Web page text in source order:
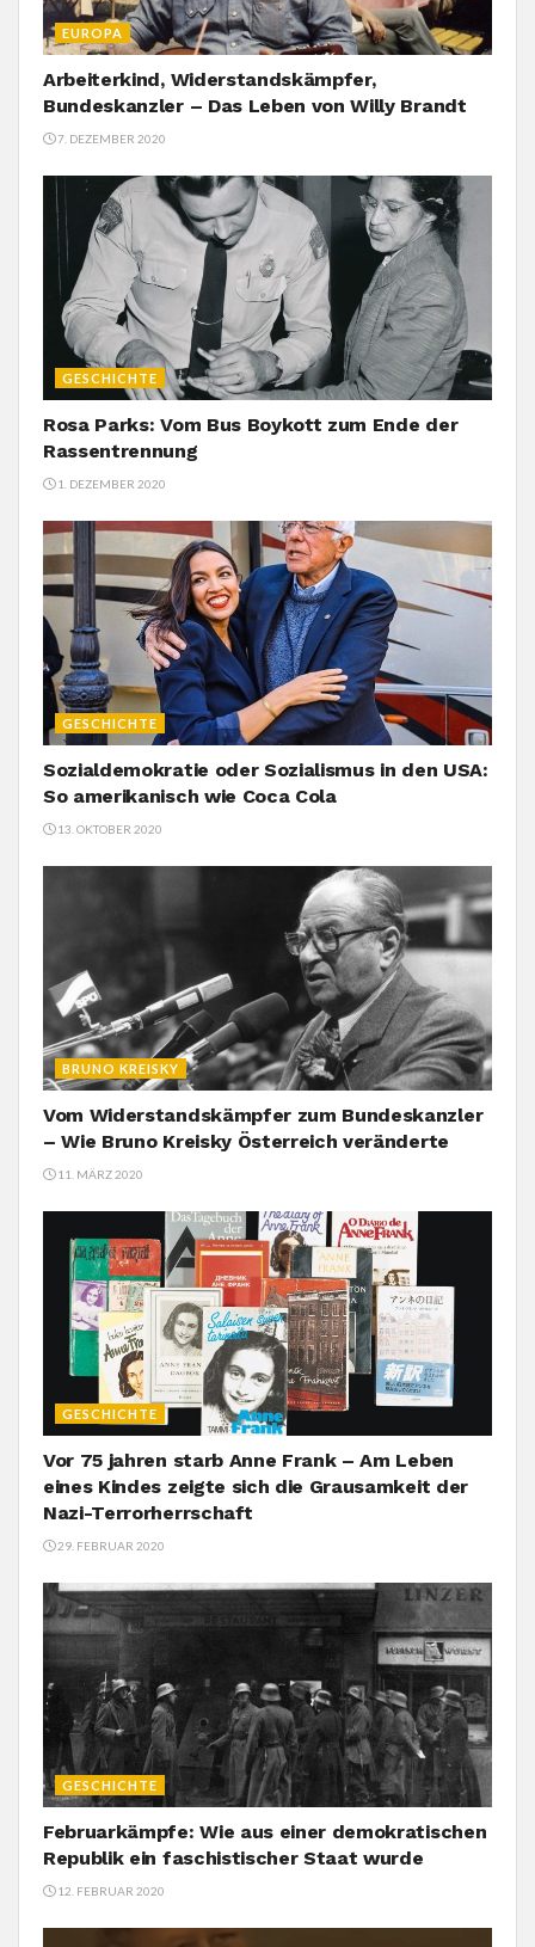
EUROPA
Arbeiterkind, Widerstandskämpfer,
Bundeskanzler – Das Leben von Willy Brandt
7. DEZEMBER 2020
GESCHICHTE
Rosa Parks: Vom Bus Boykott zum Ende der
Rassentrennung
1. DEZEMBER 2020
GESCHICHTE
Sozialdemokratie oder Sozialismus in den USA:
So amerikanisch wie Coca Cola
13. OKTOBER 2020
BRUNO KREISKY
Vom Widerstandskämpfer zum Bundeskanzler
– Wie Bruno Kreisky Österreich veränderte
11. MÄRZ 2020
GESCHICHTE
Vor 75 jahren starb Anne Frank – Am Leben
eines Kindes zeigte sich die Grausamkeit der
Nazi-Terrorherrschaft
29. FEBRUAR 2020
GESCHICHTE
Februarkämpfe: Wie aus einer demokratischen
Republik ein faschistischer Staat wurde
12. FEBRUAR 2020